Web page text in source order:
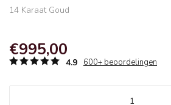
14 Karaat Goud
€995,00
4.9 600+ beoordelingen